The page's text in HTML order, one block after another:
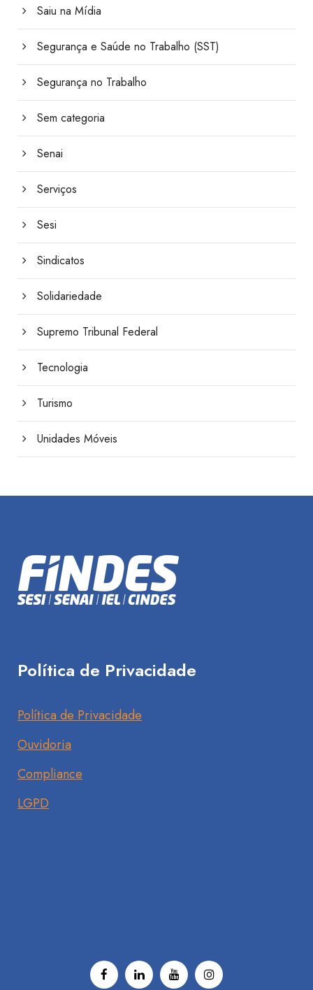
Saiu na Mídia
Segurança e Saúde no Trabalho (SST)
Segurança no Trabalho
Sem categoria
Senai
Serviços
Sesi
Sindicatos
Solidariedade
Supremo Tribunal Federal
Tecnologia
Turismo
Unidades Móveis
Política de Privacidade
Política de Privacidade
Ouvidoria
Compliance
LGPD